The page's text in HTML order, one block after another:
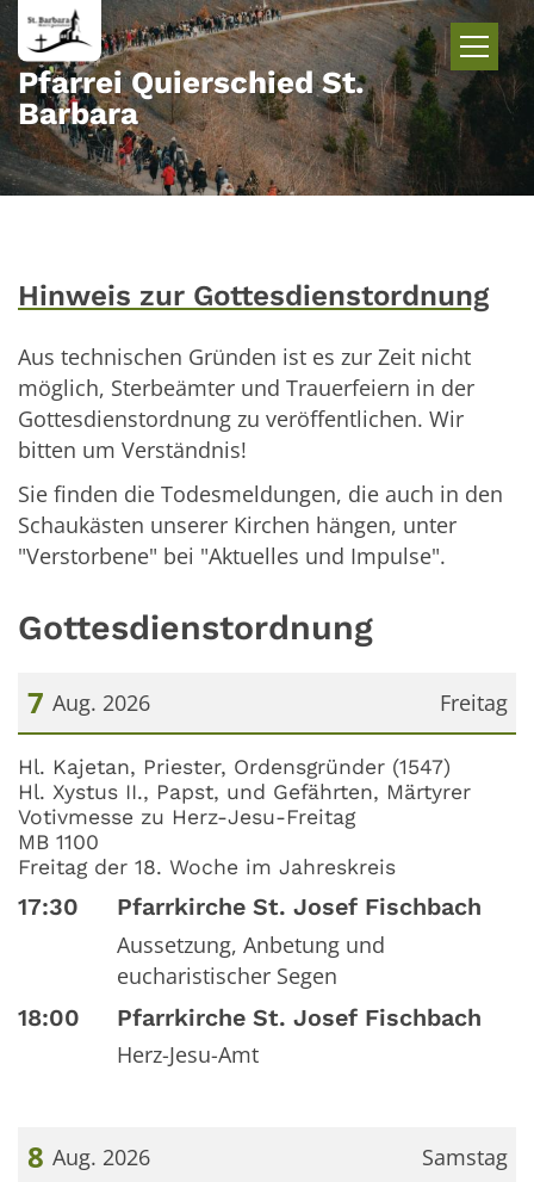
Zum Inhalt springen
Pfarrei Quierschied St.
Barbara
Hinweis zur Gottesdienstordnung
Aus technischen Gründen ist es zur Zeit nicht
möglich, Sterbeämter und Trauerfeiern in der
Gottesdienstordnung zu veröffentlichen. Wir
bitten um Verständnis!
Sie finden die Todesmeldungen, die auch in den
Schaukästen unserer Kirchen hängen, unter
"Verstorbene" bei "Aktuelles und Impulse".
Gottesdienstordnung
Freitag
7 Aug. 2026
Datum: 7. August 2026
Hl. Kajetan, Priester, Ordensgründer (1547)
Hl. Xystus II., Papst, und Gefährten, Märtyrer
Votivmesse zu Herz-Jesu-Freitag
MB 1100
Freitag der 18. Woche im Jahreskreis
17:30 Pfarrkirche St. Josef Fischbach
Aussetzung, Anbetung und
eucharistischer Segen
18:00 Pfarrkirche St. Josef Fischbach
Herz-Jesu-Amt
Samstag
8 Aug. 2026